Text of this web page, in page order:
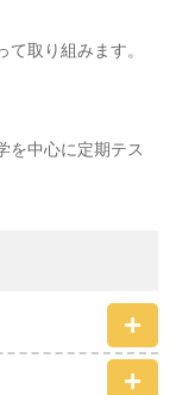
取り組みます。
を中心に定期テス